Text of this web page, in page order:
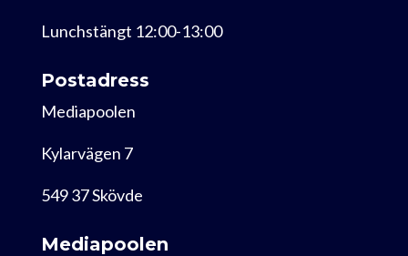
Lunchstängt 12:00-13:00
Postadress
Mediapoolen
Kylarvägen 7
549 37 Skövde
Mediapoolen